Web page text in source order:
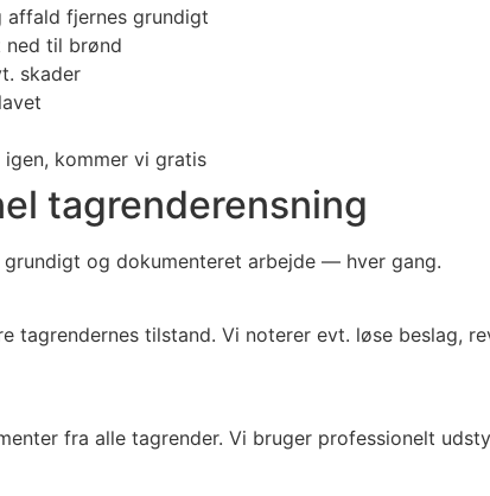
fjernes grundigt
til brønd
skader
kommer vi gratis
tagrenderensning
og dokumenteret arbejde — hver gang.
tagrendernes tilstand. Vi noterer evt. løse beslag,
fra alle tagrender. Vi bruger professionelt